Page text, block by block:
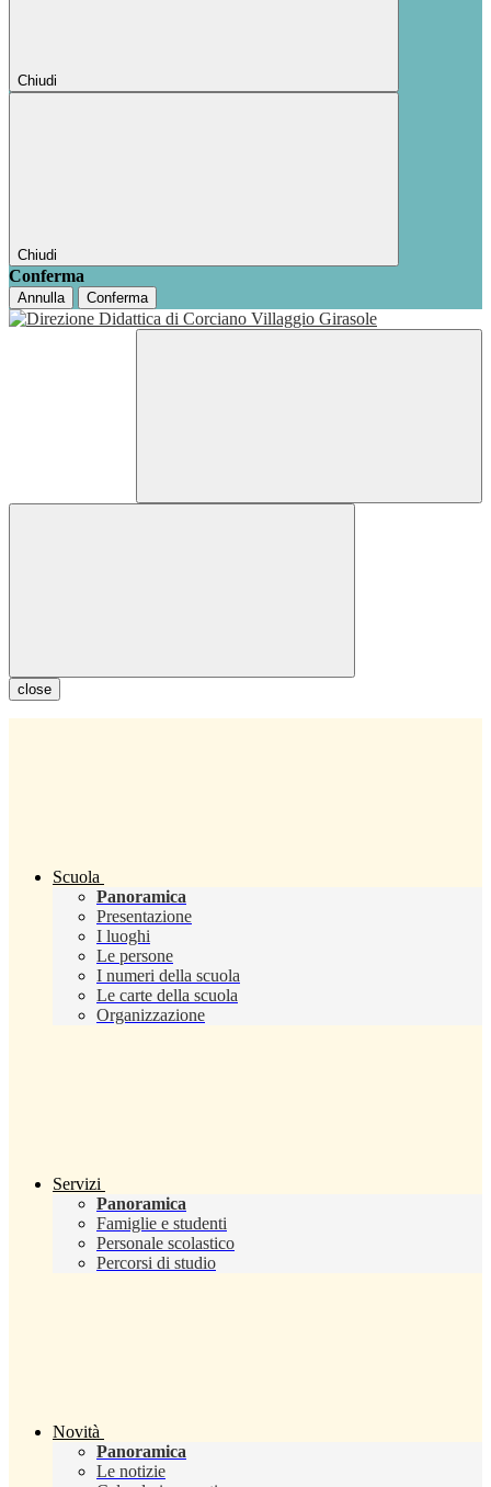
Chiudi
Chiudi
Conferma
Annulla Conferma
close
Scuola
Panoramica
Presentazione
I luoghi
Le persone
I numeri della scuola
Le carte della scuola
Organizzazione
Servizi
Panoramica
Famiglie e studenti
Personale scolastico
Percorsi di studio
Novità
Panoramica
Le notizie